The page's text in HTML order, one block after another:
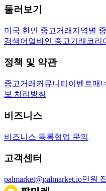
둘러보기
미국 한인 중고거래 지역별
검색어 얼바인 중고거래 코리
정책 및 약관
중고거래 커뮤니티 이벤트매
보 처리방침
비즈니스
비즈니스 등록협업 문의
고객센터
palmarket@palmarket.io민원